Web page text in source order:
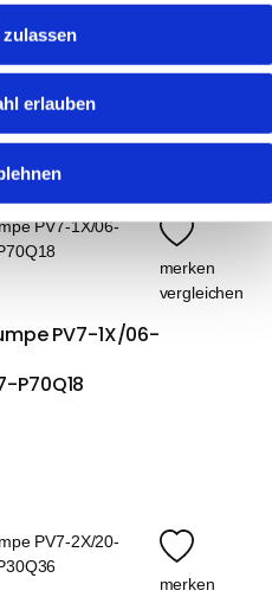
zulassen
erlauben
merken
vergleichen
PV7-1X/06-
P70Q18
merken